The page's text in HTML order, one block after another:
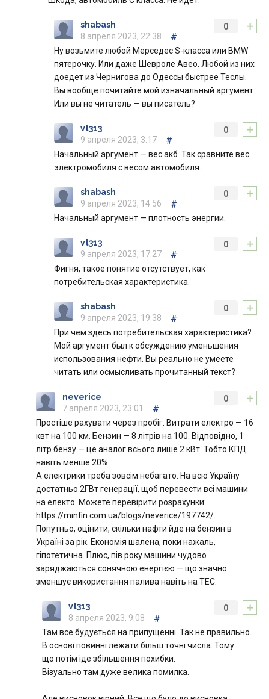
+
0
shabash
8 апреля 2023, 22:38
#
Ну возьмите любой Мерседес S-класса или BMW
пятерочку. Или даже Шевроле Авео. Любой из них
доедет из Чернигова до Одессы быстрее Теслы.
Вы вообще почитайте мой изначальный аргумент.
Или вы не читатель — вы писатель?
+
0
vt313
9 апреля 2023, 3:17
#
Начальный аргумент — вес акб. Так сравните вес
электромобиля с весом автомобиля.
+
0
shabash
9 апреля 2023, 14:56
#
Начальный аргумент — плотность энергии.
+
0
vt313
9 апреля 2023, 17:27
#
Фигня, такое понятие отсутствует, как
потребительская характеристика.
+
0
shabash
9 апреля 2023, 19:38
#
При чем здесь потребительская характеристика?
Мой аргумент был к обсуждению уменьшения
использования нефти. Вы реально не умеете
читать или осмысливать прочитанный текст?
+
0
neverice
7 апреля 2023, 23:01
#
Простіше рахувати через пробіг. Витрати електро — 16
квт на 100 км. Бензин — 8 літрів на 100. Відповідно, 1
літр бензу — це аналог всього лише 2 кВт. Тобто КПД
навіть менше 20%.
А електрики треба зовсім небагато. На всю Україну
достатньо 2ГВт генерації, щоб перевести всі машини
на електо. Можете перевірити розрахунки:
https://minfin.com.ua/blogs/neverice/197742/
Попутньо, оцінити, скільки нафти йде на бензин в
Україні за рік. Економія шалена, поки нажаль,
гіпотетична. Плюс, пів року машини чудово
заряджаються сонячною енергією — що значно
зменшує використання палива навіть на ТЕС.
+
0
vt313
8 апреля 2023, 9:08
#
Там все будується на припущенні. Так не правильно.
В основі повинні лежати більш точні числа. Тому
що потім іде збільшення похибки.
Візуально там дуже велика помилка.